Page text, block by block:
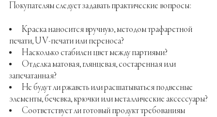
Покупателям следует задавать практические вопросы:
Краска наносится вручную, методом трафаретной
печати, UV-печати или переноса?
Насколько стабилен цвет между партиями?
Отделка матовая, глянцевая, состаренная или
запечатанная?
Не будут ли ржаветь или расшатываться подвесные
элементы, бечевка, крючки или металлические аксессуары?
Соответствует ли готовый продукт требованиям